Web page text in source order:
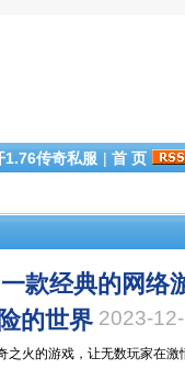
1.76传奇私服 | 首 页
款经典的网络
的世界 2023-
之火的游戏，让无数玩家在